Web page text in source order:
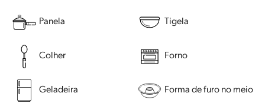
Panela Tigela
Colher Forno
Geladeira Forma de furo no meio